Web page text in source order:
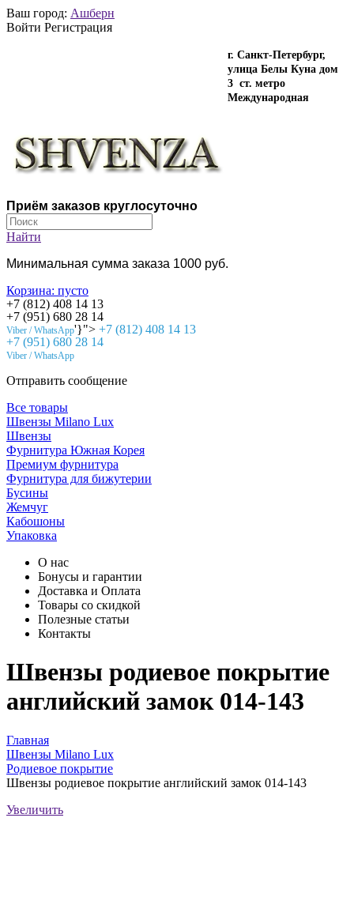
Ваш город: Ашберн
Войти Регистрация
г. Санкт-Петербург,
улица Белы Куна дом
3 ст. метро
Международная
Приём заказов круглосуточно
Найти
Минимальная сумма заказа 1000 руб.
Корзина: пусто
+7 (812) 408 14 13
+7 (951) 680 28 14
Viber / WhatsApp'}"> +7 (812) 408 14 13
+7 (951) 680 28 14
Viber / WhatsApp
Отправить сообщение
Все товары
Швензы Milano Lux
Швензы
Фурнитура Южная Корея
Премиум фурнитура
Фурнитура для бижутерии
Бусины
Жемчуг
Кабошоны
Упаковка
О нас
Бонусы и гарантии
Доставка и Оплата
Товары со скидкой
Полезные статьи
Контакты
Швензы родиевое покрытие
английский замок 014-143
Главная
Швензы Milano Lux
Родиевое покрытие
Швензы родиевое покрытие английский замок 014-143
Увеличить